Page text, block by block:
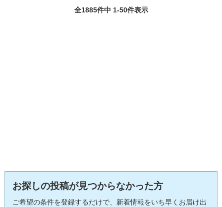
全1885件中 1-50件表示
お探しの投稿が見つからなかった方
ご希望の条件を登録するだけで、新着情報をいち早くお届け出